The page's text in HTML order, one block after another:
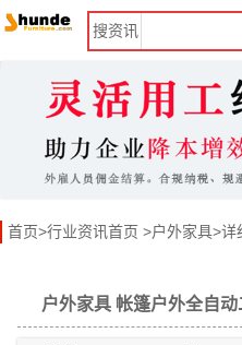
搜资讯
首页>行业资讯首页 >户外家具>详
户外家具 帐篷户外全自